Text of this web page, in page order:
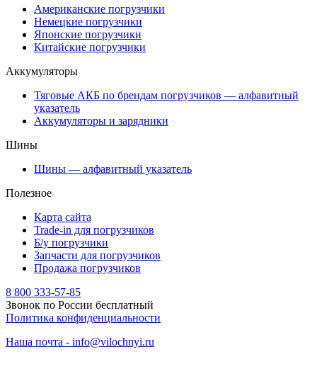
Американские погрузчики
Немецкие погрузчики
Японские погрузчики
Китайские погрузчики
Аккумуляторы
Тяговые АКБ по брендам погрузчиков — алфавитный
указатель
Аккумуляторы и зарядники
Шины
Шины — алфавитный указатель
Полезное
Карта сайта
Trade-in для погрузчиков
Б/у погрузчики
Запчасти для погрузчиков
Продажа погрузчиков
8 800 333-57-85
Звонок по России бесплатный
Политика конфиденциальности
Наша почта - info@vilochnyi.ru